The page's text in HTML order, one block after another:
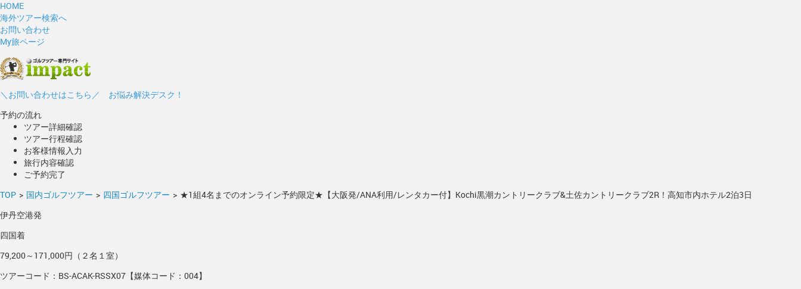
HOME
海外ツアー検索へ
お問い合わせ
My旅ページ
＼お問い合わせはこちら／ お悩み解決デスク！
予約の流れ
ツアー詳細確認
ツアー行程確認
お客様情報入力
旅行内容確認
ご予約完了
TOP > 国内ゴルフツアー > 四国ゴルフツアー > ★1組4名までのオンライン予約限定★【大阪発/ANA利用/レンタカー付】Kochi黒潮カントリークラブ&土佐カントリークラブ2R！高知市内ホテル2泊3日
伊丹空港発
四国着
79,200～171,000円（２名１室）
ツアーコード：BS-ACAK-RSSX07【媒体コード：004】